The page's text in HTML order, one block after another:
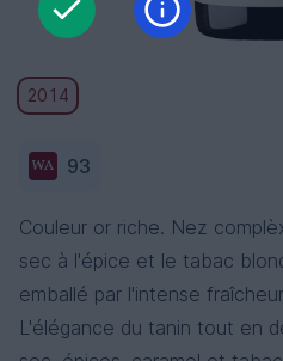
2014
93
Couleur or riche. Nez
sec à l'épice et le tabac
emballé par l'intense
L'élégance du tanin tout en